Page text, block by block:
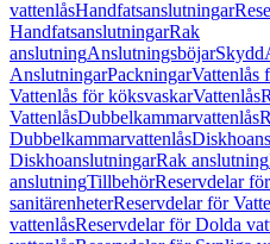
vattenlåsHandfatsanslutningar
HandfatsanslutningarRak
anslutningAnslutningsböjarSkydd
AnslutningarPackningarVattenlås
Vattenlås för köksvaskarVattenlås
VattenlåsDubbelkammarvattenlås
Dubbelkammarvattenlås
DiskhoanslutningarRak anslutning
anslutningTillbehörReservdelar
sanitärenheterReservdelar för
vattenlåsReservdelar för Dolda